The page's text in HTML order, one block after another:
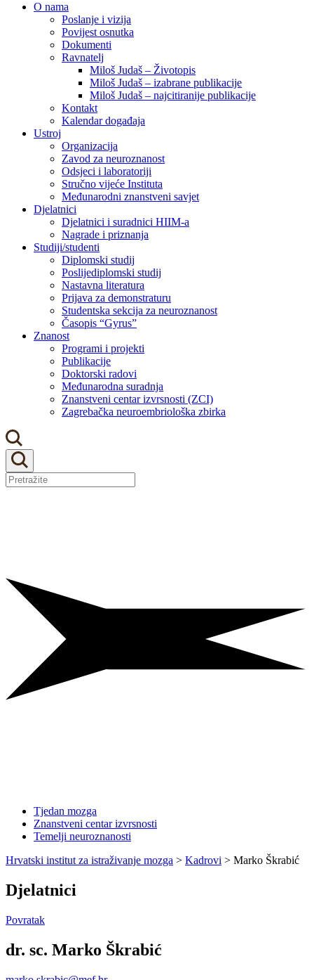
O nama
Poslanje i vizija
Povijest osnutka
Dokumenti
Ravnatelj
Miloš Judaš – Životopis
Miloš Judaš – izabrane publikacije
Miloš Judaš – najcitiranije publikacije
Kontakt
Kalendar događaja
Ustroj
Organizacija
Zavod za neuroznanost
Odsjeci i laboratoriji
Stručno vijeće Instituta
Međunarodni znanstveni savjet
Djelatnici
Djelatnici i suradnici HIIM-a
Nagrade i priznanja
Studiji/studenti
Diplomski studij
Poslijediplomski studij
Nastavna literatura
Prijava za demonstraturu
Studentska sekcija za neuroznanost
Časopis “Gyrus”
Znanost
Programi i projekti
Publikacije
Doktorski radovi
Međunarodna suradnja
Znanstveni centar izvrsnosti (ZCI)
Zagrebačka neuroembriološka zbirka
Tjedan mozga
Znanstveni centar izvrsnosti
Temelji neuroznanosti
Hrvatski institut za istraživanje mozga > Kadrovi > Marko Škrabić
Djelatnici
Povratak
dr. sc. Marko Škrabić